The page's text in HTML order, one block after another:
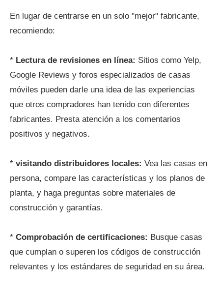
En lugar de centrarse en un solo "mejor" fabricante,
recomiendo:
* Lectura de revisiones en línea: Sitios como Yelp,
Google Reviews y foros especializados de casas
móviles pueden darle una idea de las experiencias
que otros compradores han tenido con diferentes
fabricantes. Presta atención a los comentarios
positivos y negativos.
* visitando distribuidores locales: Vea las casas en
persona, compare las características y los planos de
planta, y haga preguntas sobre materiales de
construcción y garantías.
* Comprobación de certificaciones: Busque casas
que cumplan o superen los códigos de construcción
relevantes y los estándares de seguridad en su área.